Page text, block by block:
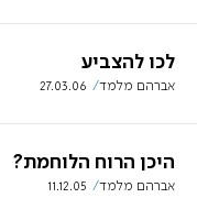
לכו להצביע
אברהם מלמד 27.03.06
היכן הרוח הלוחמת?
אברהם מלמד 11.12.05